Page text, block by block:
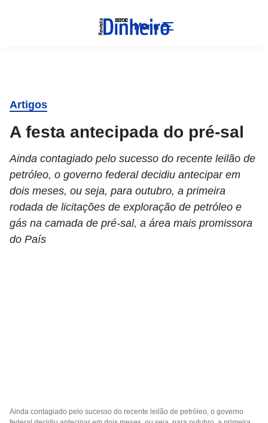
Menu
Artigos
A festa antecipada do pré-sal
Ainda contagiado pelo sucesso do recente leilão de
petróleo, o governo federal decidiu antecipar em
dois meses, ou seja, para outubro, a primeira
rodada de licitações de exploração de petróleo e
gás na camada de pré-sal, a área mais promissora
do País
Ainda contagiado pelo sucesso do recente leilão de petróleo, o governo